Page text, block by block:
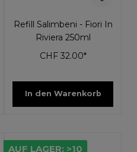
Refill Salimbeni - Fiori In
Riviera 250ml
CHF 32.00*
In den Warenkorb
AUF LAGER: >10